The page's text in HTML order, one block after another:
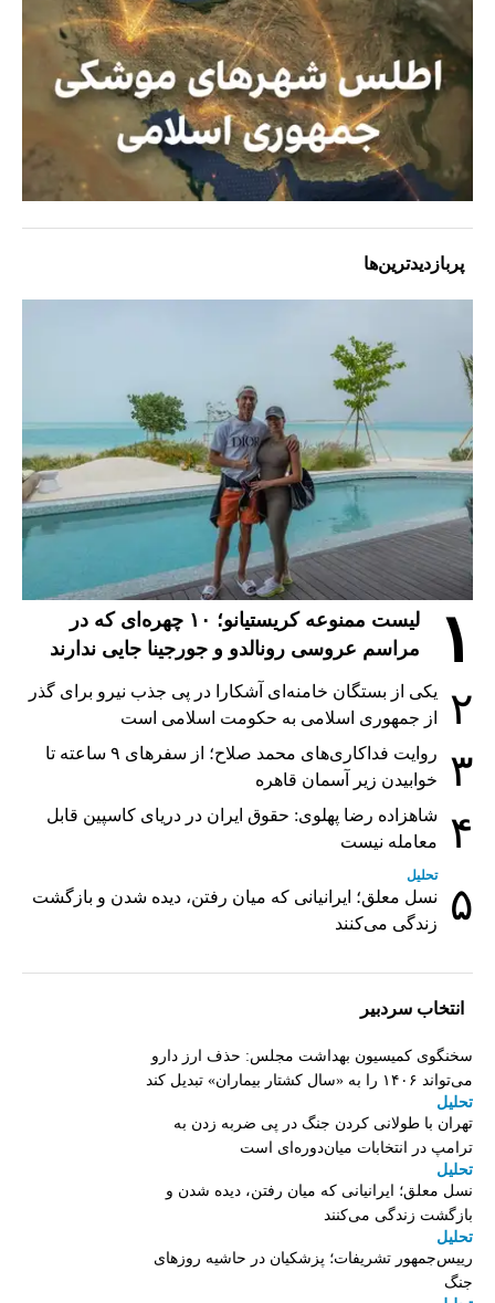
پربازدیدترین‌ها
۱
لیست ممنوعه کریستیانو؛ ۱۰ چهره‌ای که در
مراسم عروسی رونالدو و جورجینا جایی ندارند
۲
یکی از بستگان خامنه‌ای آشکارا در پی جذب نیرو برای گذر
از جمهوری اسلامی به حکومت اسلامی است
۳
روایت فداکاری‌های محمد صلاح؛ از سفرهای ۹ ساعته تا
خوابیدن زیر آسمان قاهره
۴
شاهزاده رضا پهلوی: حقوق ایران در دریای کاسپین قابل
معامله نیست
۵
تحلیل
نسل معلق؛ ایرانیانی که میان رفتن، دیده شدن و بازگشت
زندگی می‌کنند
انتخاب سردبیر
سخنگوی کمیسیون بهداشت مجلس: حذف ارز دارو
می‌تواند ۱۴۰۶ را به «سال کشتار بیماران» تبدیل کند
تحلیل
تهران با طولانی کردن جنگ در پی ضربه زدن به
ترامپ در انتخابات میان‌دوره‌ای است
تحلیل
نسل معلق؛ ایرانیانی که میان رفتن، دیده شدن و
بازگشت زندگی می‌کنند
تحلیل
رییس‌جمهور تشریفات؛ پزشکیان در حاشیه روزهای
جنگ